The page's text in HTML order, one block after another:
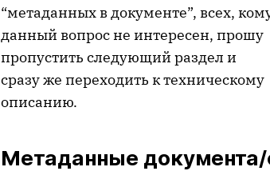
“метаданных в документе”, всех,
данный вопрос не интересен, прошу
пропустить следующий раздел и
сразу же переходить к техническому
описанию.
Метаданные